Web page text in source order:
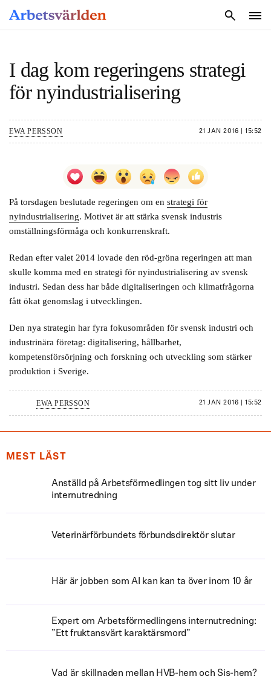
I dag kom regeringens strategi
för nyindustrialisering
EWA PERSSON 21 JAN 2016 | 15:52
På torsdagen beslutade regeringen om en strategi för
nyindustrialisering. Motivet är att stärka svensk industris
omställningsförmåga och konkurrenskraft.
Redan efter valet 2014 lovade den röd-gröna regeringen att man
skulle komma med en strategi för nyindustrialisering av svensk
industri. Sedan dess har både digitaliseringen och klimatfrågorna
fått ökat genomslag i utvecklingen.
Den nya strategin har fyra fokusområden för svensk industri och
industrinära företag: digitalisering, hållbarhet,
kompetensförsörjning och forskning och utveckling som stärker
produktion i Sverige.
EWA PERSSON 21 JAN 2016 | 15:52
MEST LÄST
Anställd på Arbetsförmedlingen tog sitt liv under
internutredning
Veterinärförbundets förbundsdirektör slutar
Här är jobben som AI kan kan ta över inom 10 år
Expert om Arbetsförmedlingens internutredning:
”Ett fruktansvärt karaktärsmord”
Vad är skillnaden mellan HVB-hem och Sis-hem?